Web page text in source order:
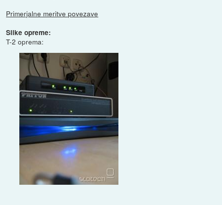
Primerjalne meritve povezave
Slike opreme:
T-2 oprema: